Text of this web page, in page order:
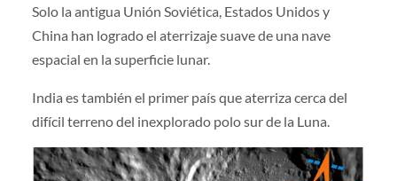
Solo la antigua Unión Soviética, Estados Unidos y
China han logrado el aterrizaje suave de una nave
espacial en la superficie lunar.
India es también el primer país que aterriza cerca del
difícil terreno del inexplorado polo sur de la Luna.